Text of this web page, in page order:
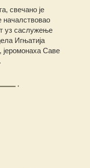
свечано је
началствовао
уз саслужење
Игњатија
јеромонаха Саве